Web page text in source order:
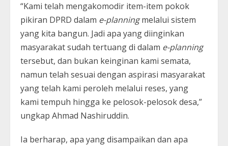
“Kami telah mengakomodir item-item pokok
pikiran DPRD dalam e-planningmelalui sistem
yang kita bangun. Jadi apa yang diinginkan
masyarakat sudah tertuang di dalam e-planning
tersebut, dan bukan keinginan kami semata,
namun telah sesuai dengan aspirasi masyarakat
yang telah kami peroleh melalui reses, yang
kami tempuh hingga ke pelosok-pelosok desa,”
ungkap Ahmad Nashiruddin.
Ia berharap, apa yang disampaikan dan apa